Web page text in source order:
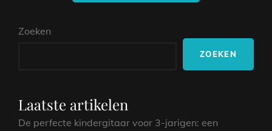
TRANSFORMEER
KLANKVARIATIES
Zoeken
ZOEKEN
Laatste artikelen
De perfecte kindergitaar voor 3-jarigen: een